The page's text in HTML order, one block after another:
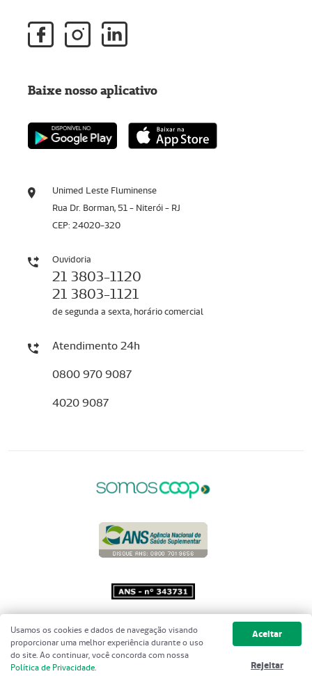
Unimed Leste Fluminense
Rua Dr. Borman, 51 - Niterói - RJ
CEP: 24020-320
Ouvidoria
21 3803-1120
21 3803-1121
de segunda a sexta, horário comercial
Atendimento 24h
0800 970 9087
4020 9087
Baixe nosso aplicativo
Copyright 2001 - 2026 Unimed do
Brasil - Todos os direitos reservados
Usamos os cookies e dados de navegação visando
proporcionar uma melhor experiência durante o uso
do site. Ao continuar, você concorda com nossa
Política de Privacidade.
Aceitar
Rejeitar